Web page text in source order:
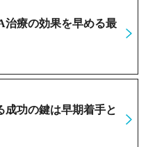
治療の効果を早める最
成功の鍵は早期着手と